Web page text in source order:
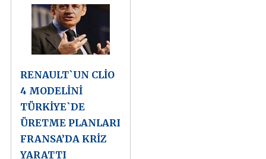
RENAULT`UN CLİO
4 MODELİNİ
TÜRKİYE`DE
ÜRETME PLANLARI
FRANSA’DA KRİZ
YARATTI